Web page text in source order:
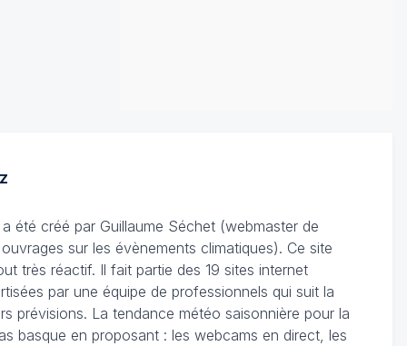
a été créé par Guillaume Séchet (webmaster de
sur les évènements climatiques). Ce site
très réactif. Il fait partie des 19 sites internet
par une équipe de professionnels qui suit la
prévisions. La tendance météo saisonnière pour la
basque en proposant : les webcams en direct, les